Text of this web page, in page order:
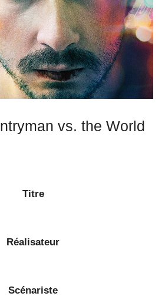
vs. the World
Titre
Réalisateur
Scénariste